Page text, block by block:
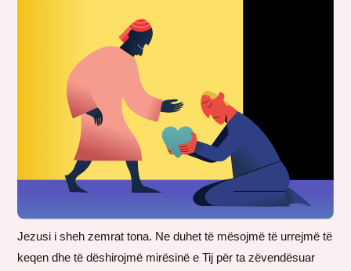
Jezusi i sheh zemrat tona. Ne duhet të mësojmë të urrejmë të
keqen dhe të dëshirojmë mirësinë e Tij për ta zëvendësuar